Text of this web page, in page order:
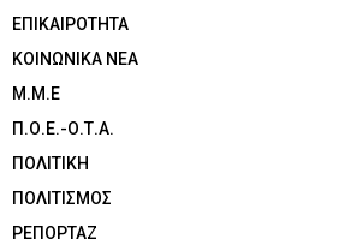
ΕΠΙΚΑΙΡΟΤΗΤΑ
ΚΟΙΝΩΝΙΚΑ ΝΕΑ
Μ.Μ.Ε
Π.Ο.Ε.-Ο.Τ.Α.
ΠΟΛΙΤΙΚΗ
ΠΟΛΙΤΙΣΜΟΣ
ΡΕΠΟΡΤΑΖ